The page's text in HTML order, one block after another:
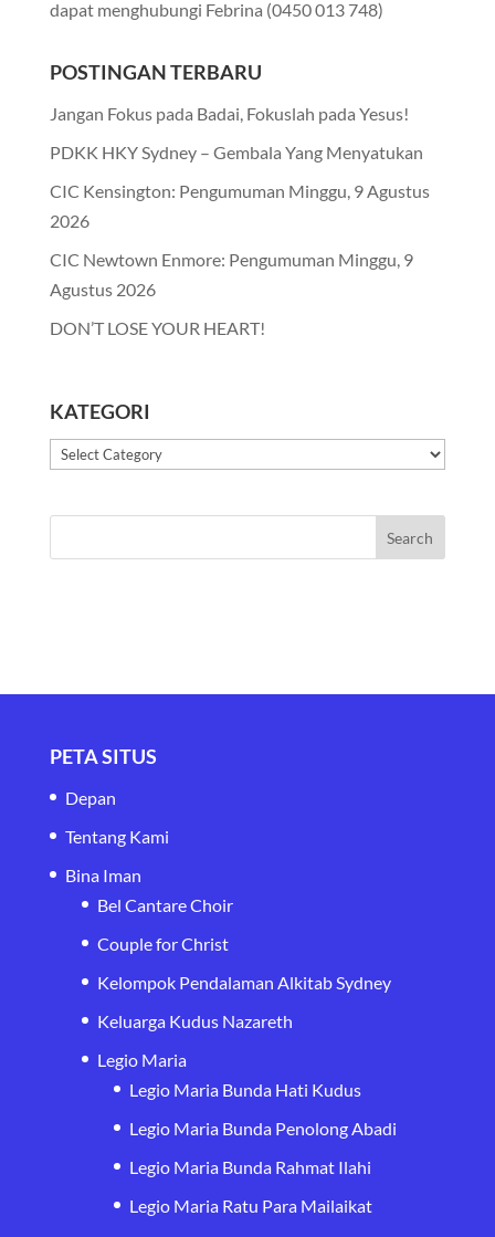
dapat menghubungi Febrina (0450 013 748)
POSTINGAN TERBARU
Jangan Fokus pada Badai, Fokuslah pada Yesus!
PDKK HKY Sydney – Gembala Yang Menyatukan
CIC Kensington: Pengumuman Minggu, 9 Agustus
2026
CIC Newtown Enmore: Pengumuman Minggu, 9
Agustus 2026
DON’T LOSE YOUR HEART!
KATEGORI
Kategori
PETA SITUS
Depan
Tentang Kami
Bina Iman
Bel Cantare Choir
Couple for Christ
Kelompok Pendalaman Alkitab Sydney
Keluarga Kudus Nazareth
Legio Maria
Legio Maria Bunda Hati Kudus
Legio Maria Bunda Penolong Abadi
Legio Maria Bunda Rahmat Ilahi
Legio Maria Ratu Para Mailaikat